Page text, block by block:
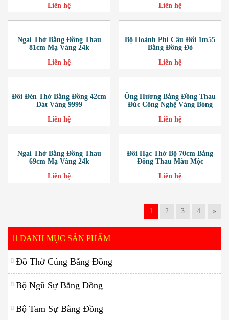
Liên hệ
Liên hệ
Ngai Thờ Bằng Đồng Thau
81cm Mạ Vàng 24k
Liên hệ
Bộ Hoành Phi Câu Đối 1m55
Bằng Đồng Đỏ
Liên hệ
Đôi Đèn Thờ Bằng Đồng 42cm
Dát Vàng 9999
Liên hệ
Ống Hương Bằng Đồng Thau
Đúc Công Nghệ Vàng Bóng
Liên hệ
Ngai Thờ Bằng Đồng Thau
69cm Mạ Vàng 24k
Liên hệ
Đôi Hạc Thờ Bộ 70cm Bằng
Đồng Thau Màu Mộc
Liên hệ
1 2 3 4 »
DANH MỤC SẢN PHẨM
Đồ Thờ Cúng Bằng Đồng
Bộ Ngũ Sự Bằng Đồng
Bộ Tam Sự Bằng Đồng